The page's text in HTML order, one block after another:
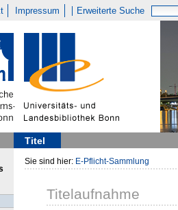
Impressum Erweiterte Suche
Titel
Sie sind hier: E-Pflicht-Sammlung
Titelaufnahme